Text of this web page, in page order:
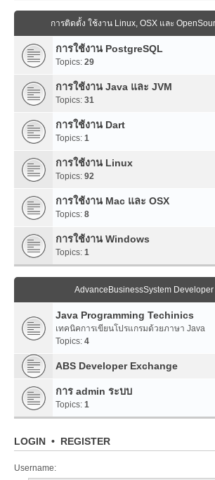
การติดตั้ง ใช้งาน Linux, OSX และ
การใช้งาน PostgreSQL
Topics: 29
การใช้งาน Java และ JVM
Topics: 31
การใช้งาน Dart
Topics: 1
การใช้งาน Linux
Topics: 92
การใช้งาน Mac และ OSX
Topics: 8
การใช้งาน Windows
Topics: 1
AdvanceBusinessSystem
Java Programming Techinics
เทคนิคการเขียนโปรแกรมด้วยภาษา Java
Topics: 4
ABS Developer Exchange
การ admin ระบบ
Topics: 1
LOGIN • REGISTER
Username: